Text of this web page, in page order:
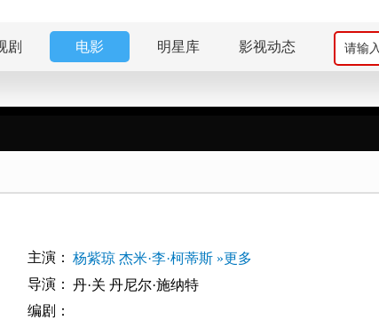
剧 电影 明星库 影视动态
主演： 杨紫琼 杰米·李·柯蒂斯 »更多
导演： 丹·关 丹尼尔·施纳特
编剧：